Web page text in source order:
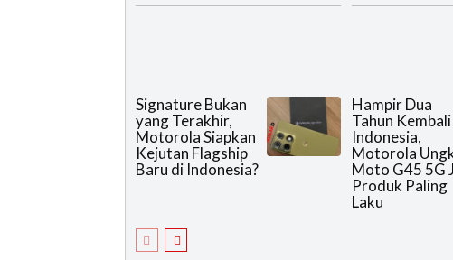
Signature Bukan
yang Terakhir,
Motorola Siapkan
Kejutan Flagship
Baru di Indonesia?
Hampir Dua
Tahun
Indonesia,
Motorola
Moto G45 5G
Produk Paling
Laku